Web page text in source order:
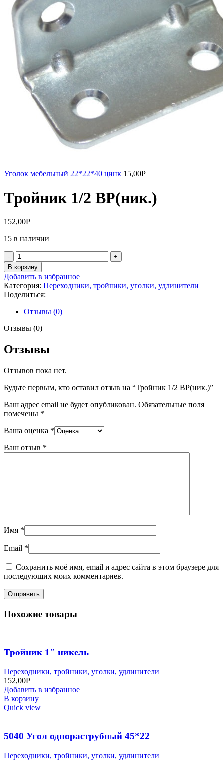
Уголок мебельный 22*22*40 цинк 15,00Р
Тройник 1/2 ВР(ник.)
152,00Р
15 в наличии
Количество
товара
Тройник
1/2
ВР(ник.)
В корзину
Добавить в избранное
Категория: Переходники, тройники, уголки, удлинители
Поделиться:
Отзывы (0)
Отзывы (0)
Отзывы
Отзывов пока нет.
Будьте первым, кто оставил отзыв на “Тройник 1/2 ВР(ник.)”
Ваш адрес email не будет опубликован. Обязательные поля
помечены *
Ваша оценка *
Ваш отзыв *
Имя *
Email *
Сохранить моё имя, email и адрес сайта в этом браузере для
последующих моих комментариев.
Похожие товары
Тройник 1″ никель
Переходники, тройники, уголки, удлинители
152,00Р
Добавить в избранное
В корзину
Quick view
5040 Угол однораструбный 45*22
Переходники, тройники, уголки, удлинители